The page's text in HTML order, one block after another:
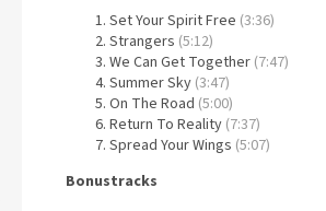
Set Your Spirit Free (3:36)
Strangers (5:12)
We Can Get Together (7:47)
Summer Sky (3:47)
On The Road (5:00)
Return To Reality (7:37)
Spread Your Wings (5:07)
Bonustracks